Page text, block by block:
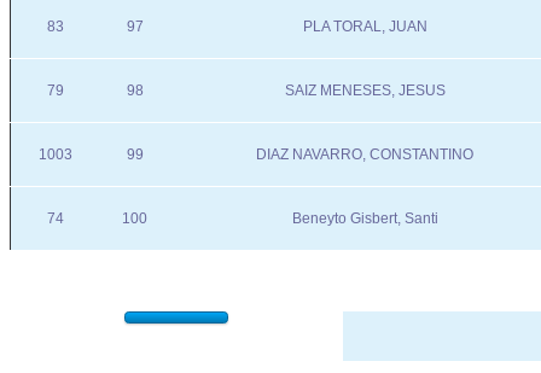
83 97 PLA TORAL, JUAN
79 98 SAIZ MENESES, JESUS
1003 99 DIAZ NAVARRO, CONSTANTINO
74 100 Beneyto Gisbert, Santi